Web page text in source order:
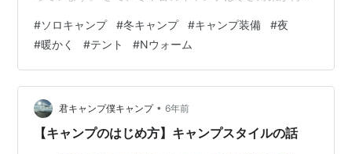
てますでしょうか。 僕の場合は使っているテントが、ポ
リエステルの安価な2人用テント（8,000円でおつりが来
る位）ということもあり、薪ストーブなどで暖を取るこ
とが出来ません。 そんな一見頼りなさそうな装備です
が、前回（最低気温3度）のキャンプでも、テントの、特
に寝袋の中ではヒートテックの…
#ソロキャンプ #冬キャンプ #キャンプ装備 #夜
#暖かく #テント #Nウォーム
君キャンプ僕キャンプ • 6年前
【キャンプのはじめ方】キャンプスタイルの話